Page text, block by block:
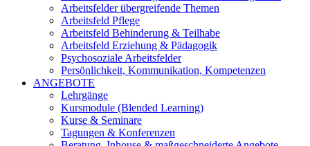
Arbeitsfelder übergreifende Themen
Arbeitsfeld Pflege
Arbeitsfeld Behinderung & Teilhabe
Arbeitsfeld Erziehung & Pädagogik
Psychosoziale Arbeitsfelder
Persönlichkeit, Kommunikation, Kompetenzen
ANGEBOTE
Lehrgänge
Kursmodule (Blended Learning)
Kurse & Seminare
Tagungen & Konferenzen